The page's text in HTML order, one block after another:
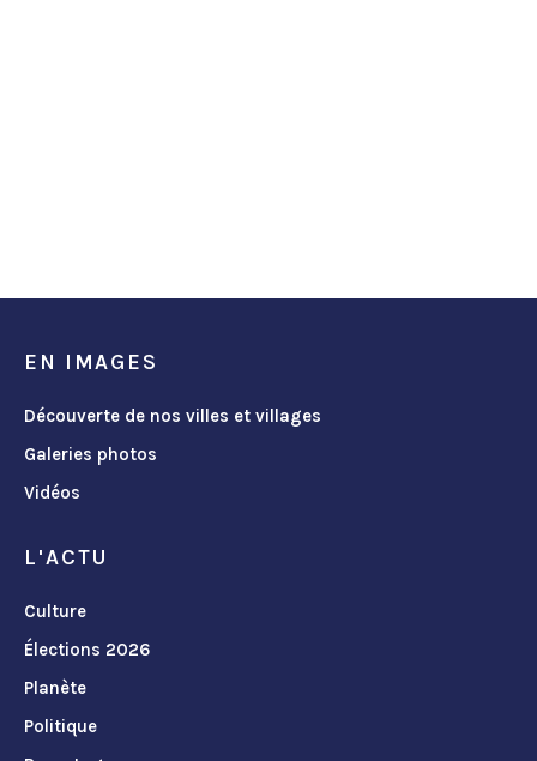
EN IMAGES
Découverte de nos villes et villages
Galeries photos
Vidéos
L'ACTU
Culture
Élections 2026
Planète
Politique